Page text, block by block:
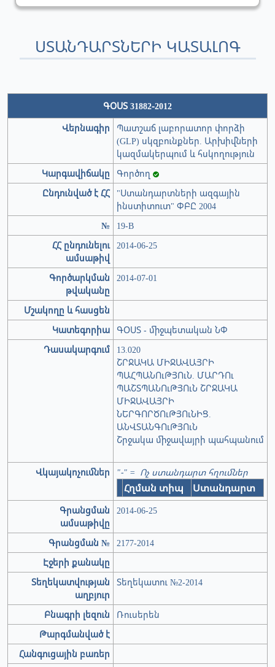
ՍՏԱՆԴԱՐՏՆԵՐԻ ԿԱՏԱԼՈԳ
ԳՕՍՏ 31882-2012
Վերնագիր
Պատշաճ լաբորատոր փորձի
(GLP) սկզբունքներ. Արխիվների
կազմակերպում և հսկողություն
Կարգավիճակը
Գործող
Ընդունված է ՀՀ
"Ստանդարտների ազգային
ինստիտուտ" ՓԲԸ 2004
№
19-В
ՀՀ ընդունելու
ամսաթիվ
2014-06-25
Գործարկման
թվականը
2014-07-01
Մշակողը և հասցեն
Կատեգորիա
ԳՕՍՏ - միջպետական ՆՓ
Դասակարգում
13.020
ՇՐՋԱԿԱ ՄԻՋԱՎԱՅՐԻ
ՊԱՀՊԱՆՈւԹՅՈւՆ. ՄԱՐԴՈւ
ՊԱՇՏՊԱՆՈւԹՅՈւՆ ՇՐՋԱԿԱ
ՄԻՋԱՎԱՅՐԻ
ՆԵՐԳՈՐԾՈւԹՅՈւՆԻՑ.
ԱՆՎՏԱՆԳՈւԹՅՈւՆ
Շրջակա միջավայրի պահպանում
Վկայակոչումներ "-" = Ոչ ստանդարտ հղումներ
Հղման տիպ Ստանդարտ
Գրանցման
ամսաթիվը
2014-06-25
Գրանցման №
2177-2014
Էջերի քանակը
Տեղեկատվության
աղբյուր
Տեղեկատու №2-2014
Բնագրի լեզուն
Ռուսերեն
Թարգմանված է
Հանգուցային բառեր